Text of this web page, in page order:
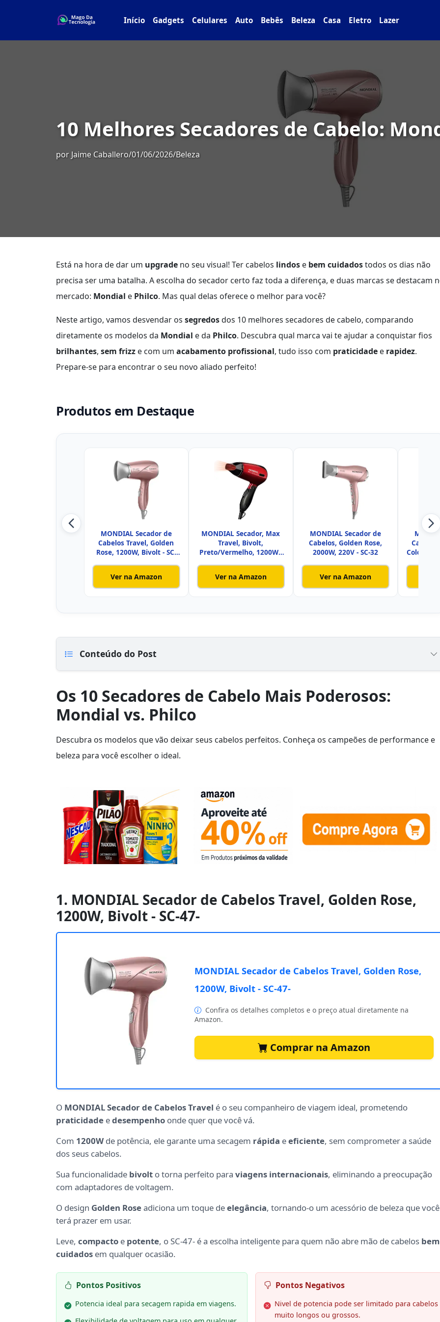
Início Gadgets Celulares Auto Bebês Beleza Casa Eletro Lazer
10 Melhores Secadores de Cabelo:
por Jaime Caballero/01/06/2026/Beleza
Está na hora de dar um upgrade no seu visual! Ter cabelos lindos e bem cuidadostodos os dias não
precisa ser uma batalha. A escolha do secador certo faz toda a diferença, e duas marcas se destacam
mercado: Mondial e Philco. Mas qual delas oferece o melhor para você?
Neste artigo, vamos desvendar os segredosdos 10 melhores secadores de cabelo, comparando
diretamente os modelos da Mondial e da Philco. Descubra qual marca vai te ajudar a conquistar fios
brilhantes, sem frizz e com um acabamento profissional, tudo isso com praticidade e rapidez.
Prepare-se para encontrar o seu novo aliado perfeito!
Produtos em Destaque
MONDIAL Secador de
Cabelos Travel, Golden
Rose, 1200W, Bivolt - SC-
Ver na Amazon
MONDIAL Secador, Max
Travel, Bivolt,
Preto/Vermelho, 1200W -
Ver na Amazon
MONDIAL Secador de
Cabelos, Golden Rose,
2000W, 220V - SC-32
Ver na Amazon
Cabelo
Colors,
Conteúdo do Post
Os 10 Secadores de Cabelo Mais Poderosos:
Mondial vs. Philco
Descubra os modelos que vão deixar seus cabelos perfeitos. Conheça os campeões de performance e
beleza para você escolher o ideal.
1. MONDIAL Secador de Cabelos Travel, Golden Rose,
1200W, Bivolt - SC-47-
MONDIAL Secador de Cabelos Travel, Golden Rose,
1200W, Bivolt - SC-47-
Confira os detalhes completos e o preço atual diretamente na
Amazon.
Comprar na Amazon
O MONDIAL Secador de Cabelos Travel é o seu companheiro de viagem ideal, prometendo
praticidade edesempenho onde quer que você vá.
Com 1200W de potência, ele garante uma secagem rápida eeficiente, sem comprometer a saúde
dos seus cabelos.
Sua funcionalidade bivolt o torna perfeito para viagens internacionais, eliminando a preocupação
com adaptadores de voltagem.
O design Golden Roseadiciona um toque deelegância, tornando-o um acessório de beleza que você
terá prazer em usar.
Leve, compacto e potente, o SC-47- é a escolha inteligente para quem não abre mão de cabelos bem
cuidados em qualquer ocasião.
Pontos Positivos
Potencia ideal para secagem rapida em viagens.
Pontos Negativos
Nivel de potencia pode ser limitado para cabelos
muito longos ou grossos.